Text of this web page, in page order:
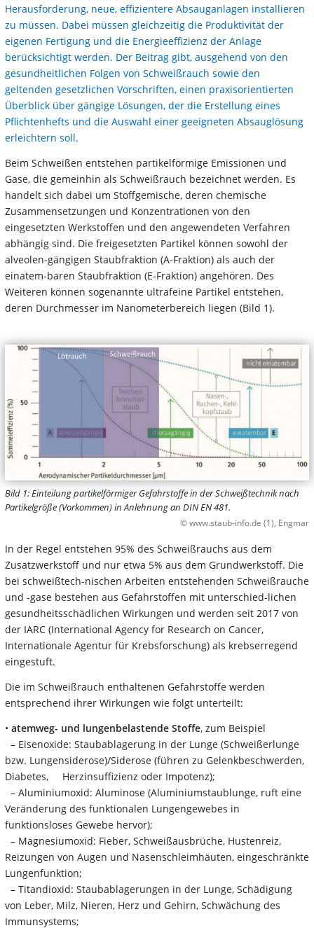
Herausforderung, neue, effizientere Absauganlagen installieren
zu müssen. Dabei müssen gleichzeitig die Produktivität der
eigenen Fertigung und die Energieeffizienz der Anlage
berücksichtigt werden. Der Beitrag gibt, ausgehend von den
gesundheitlichen Folgen von Schweißrauch sowie den
geltenden gesetzlichen Vorschriften, einen praxisorientierten
Überblick über gängige Lösungen, der die Erstellung eines
Pflichtenhefts und die Auswahl einer geeigneten Absauglösung
erleichtern soll.
Beim Schweißen entstehen partikelförmige Emissionen und
Gase, die gemeinhin als Schweißrauch bezeichnet werden. Es
handelt sich dabei um Stoffgemische, deren chemische
Zusammensetzungen und Konzentrationen von den
eingesetzten Werkstoffen und den angewendeten Verfahren
abhängig sind. Die freigesetzten Partikel können sowohl der
alveolen-gängigen Staubfraktion (A-Fraktion) als auch der
einatem-baren Staubfraktion (E-Fraktion) angehören. Des
Weiteren können sogenannte ultrafeine Partikel entstehen,
deren Durchmesser im Nanometerbereich liegen (Bild 1).
Bild 1: Einteilung partikelförmiger Gefahrstoffe in der Schweißtechnik nach
Partikelgröße (Vorkommen) in Anlehnung an DIN EN 481.
© www.staub-info.de (1), Engmar
In der Regel entstehen 95% des Schweißrauchs aus dem
Zusatzwerkstoff und nur etwa 5% aus dem Grundwerkstoff. Die
bei schweißtech-nischen Arbeiten entstehenden Schweißrauche
und -gase bestehen aus Gefahrstoffen mit unterschied-lichen
gesundheitsschädlichen Wirkungen und werden seit 2017 von
der IARC (International Agency for Research on Cancer,
Internationale Agentur für Krebsforschung) als krebserregend
eingestuft.
Die im Schweißrauch enthaltenen Gefahrstoffe werden
entsprechend ihrer Wirkungen wie folgt unterteilt:
• atemweg- und lungenbelastende Stoffe, zum Beispiel
– Eisenoxide: Staubablagerung in der Lunge (Schweißerlunge
bzw. Lungensiderose)/Siderose (führen zu Gelenkbeschwerden,
Diabetes, Herzinsuffizienz oder Impotenz);
– Aluminiumoxid: Aluminose (Aluminiumstaublunge, ruft eine
Veränderung des funktionalen Lungengewebes in
funktionsloses Gewebe hervor);
– Magnesiumoxid: Fieber, Schweißausbrüche, Hustenreiz,
Reizungen von Augen und Nasenschleimhäuten, eingeschränkte
Lungenfunktion;
– Titandioxid: Staubablagerungen in der Lunge, Schädigung
von Leber, Milz, Nieren, Herz und Gehirn, Schwächung des
Immunsystems;